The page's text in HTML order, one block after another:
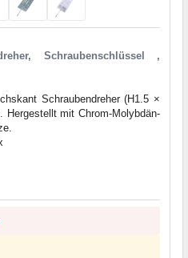
Schraubenschlüssel ,
Schraubendreher (H1.5 ×
​​mit Chrom-Molybdän-